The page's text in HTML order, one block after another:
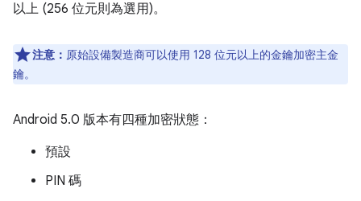
以上 (256 位元則為選用)。
注意： 原始設備製造商可以使用 128 位元以上的金鑰加密主金
鑰。
Android 5.0 版本有四種加密狀態：
預設
PIN 碼